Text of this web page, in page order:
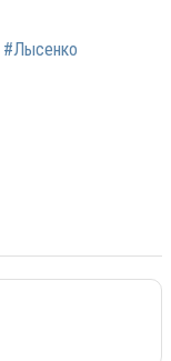
#Лысенко